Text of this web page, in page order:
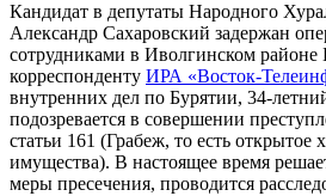
Кандидат в депутаты Народного
Александр Сахаровский задержан
сотрудниками в Иволгинском
корреспонденту ИРА «Восток-
внутренних дел по Бурятии, 34-
подозревается в совершении
статьи 161 (Грабеж, то есть
имущества). В настоящее время
меры пресечения, проводится